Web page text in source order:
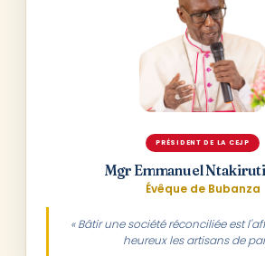
PRÉSIDENT DE LA CEJP
Mgr Emmanuel
Évêque de Bubanza
« Bâtir une société réconciliée est
heureux les artisans de